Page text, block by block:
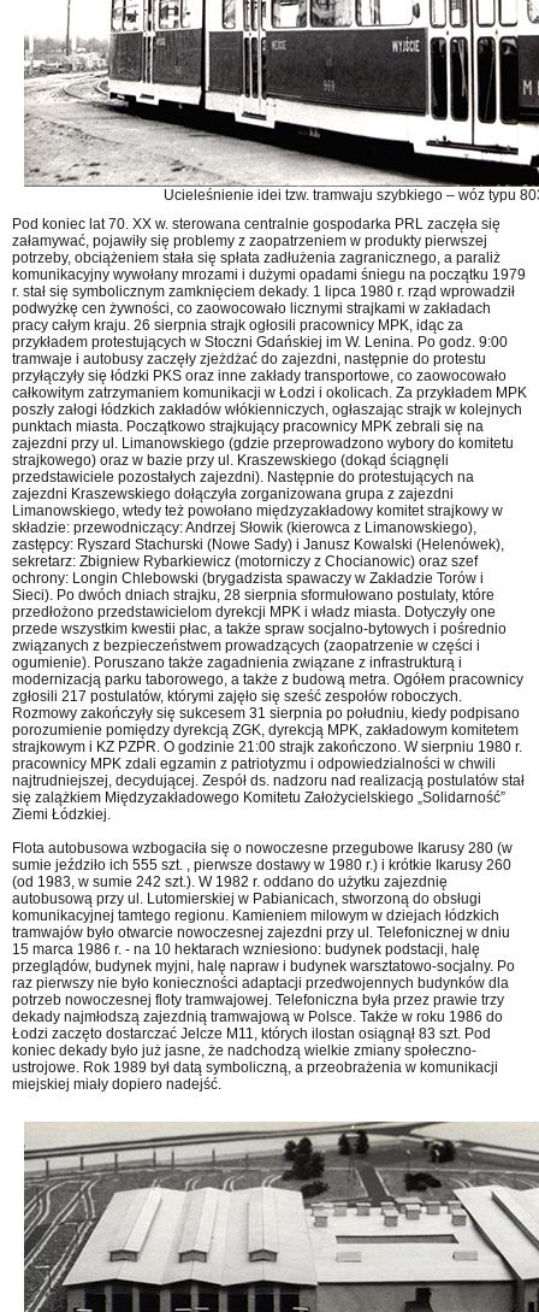
Ucieleśnienie idei tzw. tramwaju szybkiego – wóz typu
Pod koniec lat 70. XX w. sterowana centralnie gospodarka PRL zaczęła się
załamywać, pojawiły się problemy z zaopatrzeniem w produkty pierwszej
potrzeby, obciążeniem stała się spłata zadłużenia zagranicznego, a paraliż
komunikacyjny wywołany mrozami i dużymi opadami śniegu na początku 1979
r. stał się symbolicznym zamknięciem dekady. 1 lipca 1980 r. rząd wprowadził
podwyżkę cen żywności, co zaowocowało licznymi strajkami w zakładach
pracy całym kraju. 26 sierpnia strajk ogłosili pracownicy MPK, idąc za
przykładem protestujących w Stoczni Gdańskiej im W. Lenina. Po godz. 9:00
tramwaje i autobusy zaczęły zjeżdżać do zajezdni, następnie do protestu
przyłączyły się łódzki PKS oraz inne zakłady transportowe, co zaowocowało
całkowitym zatrzymaniem komunikacji w Łodzi i okolicach. Za przykładem MPK
poszły załogi łódzkich zakładów włókienniczych, ogłaszając strajk w kolejnych
punktach miasta. Początkowo strajkujący pracownicy MPK zebrali się na
zajezdni przy ul. Limanowskiego (gdzie przeprowadzono wybory do komitetu
strajkowego) oraz w bazie przy ul. Kraszewskiego (dokąd ściągnęli
przedstawiciele pozostałych zajezdni). Następnie do protestujących na
zajezdni Kraszewskiego dołączyła zorganizowana grupa z zajezdni
Limanowskiego, wtedy też powołano międzyzakładowy komitet strajkowy w
składzie: przewodniczący: Andrzej Słowik (kierowca z Limanowskiego),
zastępcy: Ryszard Stachurski (Nowe Sady) i Janusz Kowalski (Helenówek),
sekretarz: Zbigniew Rybarkiewicz (motorniczy z Chocianowic) oraz szef
ochrony: Longin Chlebowski (brygadzista spawaczy w Zakładzie Torów i
Sieci). Po dwóch dniach strajku, 28 sierpnia sformułowano postulaty, które
przedłożono przedstawicielom dyrekcji MPK i władz miasta. Dotyczyły one
przede wszystkim kwestii płac, a także spraw socjalno-bytowych i pośrednio
związanych z bezpieczeństwem prowadzących (zaopatrzenie w części i
ogumienie). Poruszano także zagadnienia związane z infrastrukturą i
modernizacją parku taborowego, a także z budową metra. Ogółem pracownicy
zgłosili 217 postulatów, którymi zajęło się sześć zespołów roboczych.
Rozmowy zakończyły się sukcesem 31 sierpnia po południu, kiedy podpisano
porozumienie pomiędzy dyrekcją ZGK, dyrekcją MPK, zakładowym komitetem
strajkowym i KZ PZPR. O godzinie 21:00 strajk zakończono. W sierpniu 1980 r.
pracownicy MPK zdali egzamin z patriotyzmu i odpowiedzialności w chwili
najtrudniejszej, decydującej. Zespół ds. nadzoru nad realizacją postulatów stał
się zalążkiem Międzyzakładowego Komitetu Założycielskiego „Solidarność”
Ziemi Łódzkiej.
Flota autobusowa wzbogaciła się o nowoczesne przegubowe Ikarusy 280 (w
sumie jeździło ich 555 szt. , pierwsze dostawy w 1980 r.) i krótkie Ikarusy 260
(od 1983, w sumie 242 szt.). W 1982 r. oddano do użytku zajezdnię
autobusową przy ul. Lutomierskiej w Pabianicach, stworzoną do obsługi
komunikacyjnej tamtego regionu. Kamieniem milowym w dziejach łódzkich
tramwajów było otwarcie nowoczesnej zajezdni przy ul. Telefonicznej w dniu
15 marca 1986 r. - na 10 hektarach wzniesiono: budynek podstacji, halę
przeglądów, budynek myjni, halę napraw i budynek warsztatowo-socjalny. Po
raz pierwszy nie było konieczności adaptacji przedwojennych budynków dla
potrzeb nowoczesnej floty tramwajowej. Telefoniczna była przez prawie trzy
dekady najmłodszą zajezdnią tramwajową w Polsce. Także w roku 1986 do
Łodzi zaczęto dostarczać Jelcze M11, których ilostan osiągnął 83 szt. Pod
koniec dekady było już jasne, że nadchodzą wielkie zmiany społeczno-
ustrojowe. Rok 1989 był datą symboliczną, a przeobrażenia w komunikacji
miejskiej miały dopiero nadejść.